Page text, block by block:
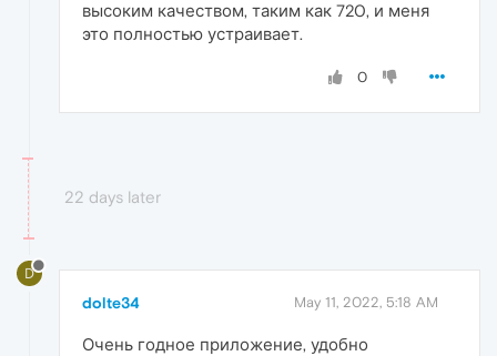
высоким качеством, таким как 720, и меня
это полностью устраивает.
0
22 days later
D
dolte34 May 11, 2022, 5:18 AM
Очень годное приложение, удобно